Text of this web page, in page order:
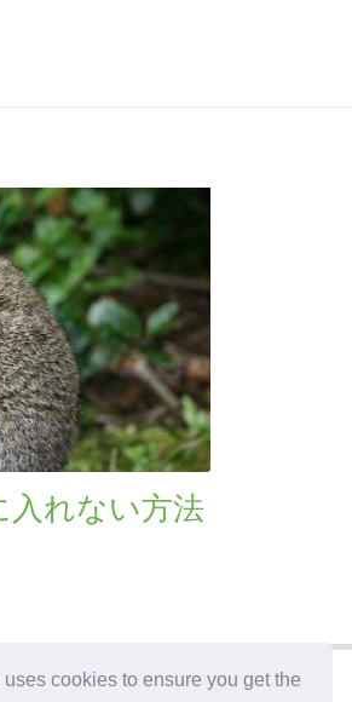
cookies to ensure you get the
入れない方法